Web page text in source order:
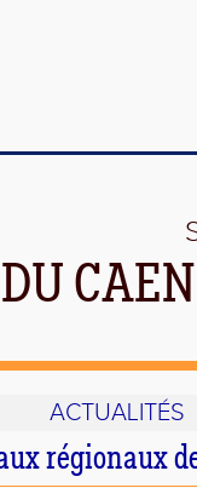
DU
ACTUALITÉS
régionaux